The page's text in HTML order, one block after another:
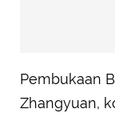
Pembukaan
Zhangyuan,